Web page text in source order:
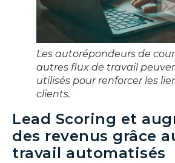
Les autorépondeurs de
autres flux de travail
utilisés pour renforcer les
clients.
Lead Scoring et
des revenus grâce
travail automatisés